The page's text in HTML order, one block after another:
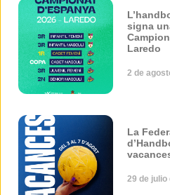
signa
Laredo
2 de
La
29 de julio